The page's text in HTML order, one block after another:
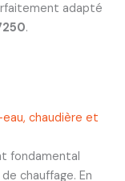
adapté
.
chaudière et
fondamental
chauffage. En